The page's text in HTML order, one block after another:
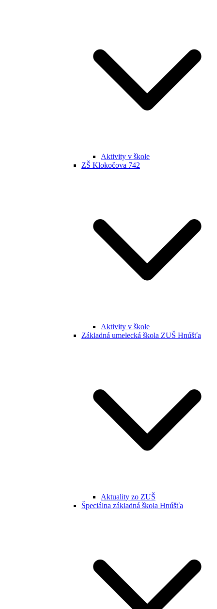
Aktivity v škole
ZŠ Klokočova 742
Aktivity v škole
Základná umelecká škola ZUŠ Hnúšťa
Aktuality zo ZUŠ
Špeciálna základná škola Hnúšťa